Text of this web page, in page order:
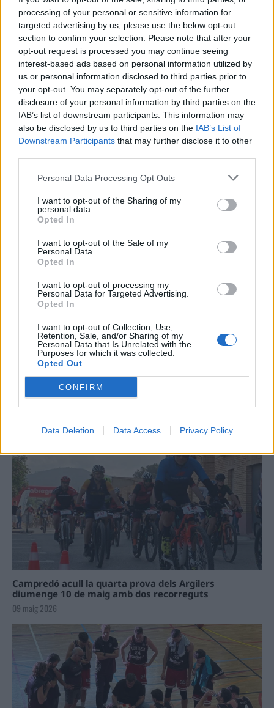
processing of your personal or sensitive information for
targeted advertising by us, please use the below opt-out
section to confirm your selection. Please note that after your
opt-out request is processed you may continue seeing
interest-based ads based on personal information utilized by
us or personal information disclosed to third parties prior to
your opt-out. You may separately opt-out of the further
disclosure of your personal information by third parties on the
IAB’s list of downstream participants. This information may
also be disclosed by us to third parties on the IAB’s List of
Downstream Participants that may further disclose it to other
Personal Data Processing Opt Outs
I want to opt-out of the Sharing of my
personal data.
Opted In
I want to opt-out of the Sale of my
Personal Data.
Opted In
I want to opt-out of processing my
Personal Data for Targeted Advertising.
Opted In
I want to opt-out of Collection, Use,
Retention, Sale, and/or Sharing of my
Personal Data that Is Unrelated with the
Purposes for which it was collected.
Opted Out
CONFIRM
Data Deletion Data Access Privacy Policy
40 peces a concurs
31 de juliol de 2026
“L’eclipsi serà una oportunitat també
per a gaudir de les Festes Majors
d’Amposta”
31 de juliol de 2026
Blaumut lidera el cartell musical de les
Festes
31 de juliol de 2026
La Cursa de l’Aldea segona d’etiqueta d’or de la
09 maig 2026
Campredó acull la quarta prova dels Argilers
diumenge 10 de maig amb dos recorreguts
09 maig 2026